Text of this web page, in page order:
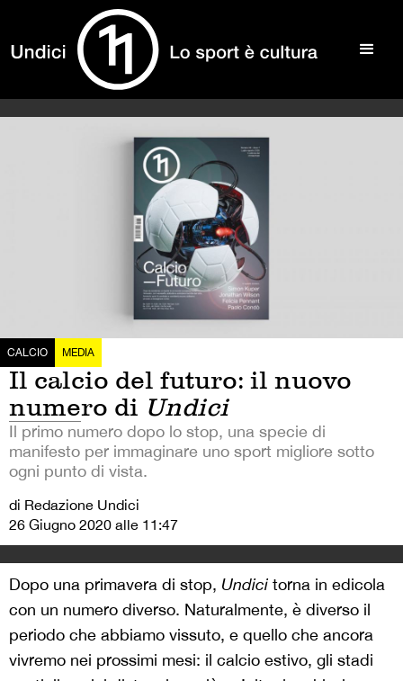
CALCIO MEDIA
Il calcio del futuro: il nuovo
numero di Undici
Il primo numero dopo lo stop, una specie di
manifesto per immaginare uno sport migliore sotto
ogni punto di vista.
di Redazione Undici
26 Giugno 2020 alle 11:47
Dopo una primavera di stop, Undici torna in edicola
con un numero diverso. Naturalmente, è diverso il
periodo che abbiamo vissuto, e quello che ancora
vivremo nei prossimi mesi: il calcio estivo, gli stadi